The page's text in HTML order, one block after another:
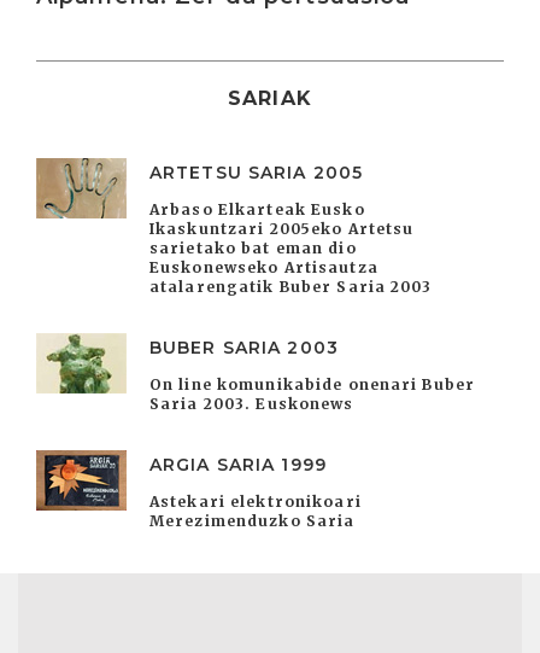
SARIAK
ARTETSU SARIA 2005
Arbaso Elkarteak Eusko
Ikaskuntzari 2005eko Artetsu
sarietako bat eman dio
Euskonewseko Artisautza
atalarengatik Buber Saria 2003
BUBER SARIA 2003
On line komunikabide onenari Buber
Saria 2003. Euskonews
ARGIA SARIA 1999
Astekari elektronikoari
Merezimenduzko Saria